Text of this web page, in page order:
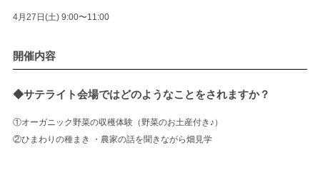
4月27日(土) 9:00〜11:00
開催内容
◆サテライト会場ではどのようなことをされますか？
①オーガニック野菜の収穫体験（野菜のお土産付き♪）
②ひまわりの種まき ・農家の話を聞きながら畑見学